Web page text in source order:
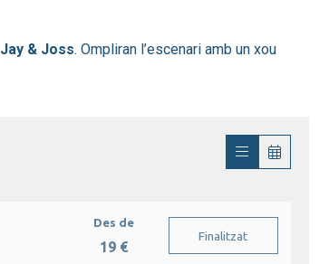
Jay & Joss. Ompliran l’escenari amb un xou
Des de
19 €
Finalitzat